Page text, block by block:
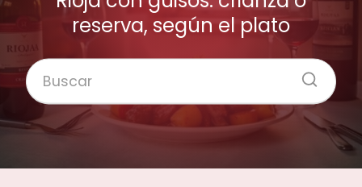
reserva, según el plato